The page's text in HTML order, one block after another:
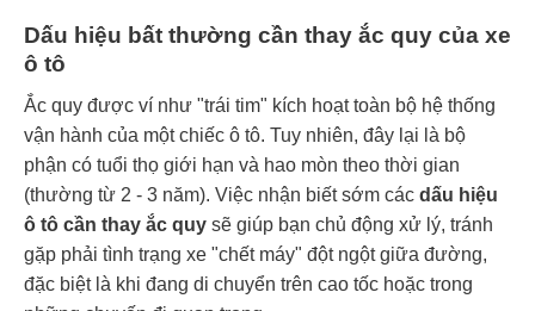
Dấu hiệu bất thường cần thay ắc quy của xe
ô tô
Ắc quy được ví như "trái tim" kích hoạt toàn bộ hệ thống
vận hành của một chiếc ô tô. Tuy nhiên, đây lại là bộ
phận có tuổi thọ giới hạn và hao mòn theo thời gian
(thường từ 2 - 3 năm). Việc nhận biết sớm các dấu hiệu
ô tô cần thay ắc quy sẽ giúp bạn chủ động xử lý, tránh
gặp phải tình trạng xe "chết máy" đột ngột giữa đường,
đặc biệt là khi đang di chuyển trên cao tốc hoặc trong